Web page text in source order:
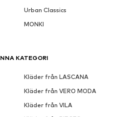
Urban Classics
MONKI
KATEGORI
Kläder från LASCANA
Kläder från VERO MODA
Kläder från VILA